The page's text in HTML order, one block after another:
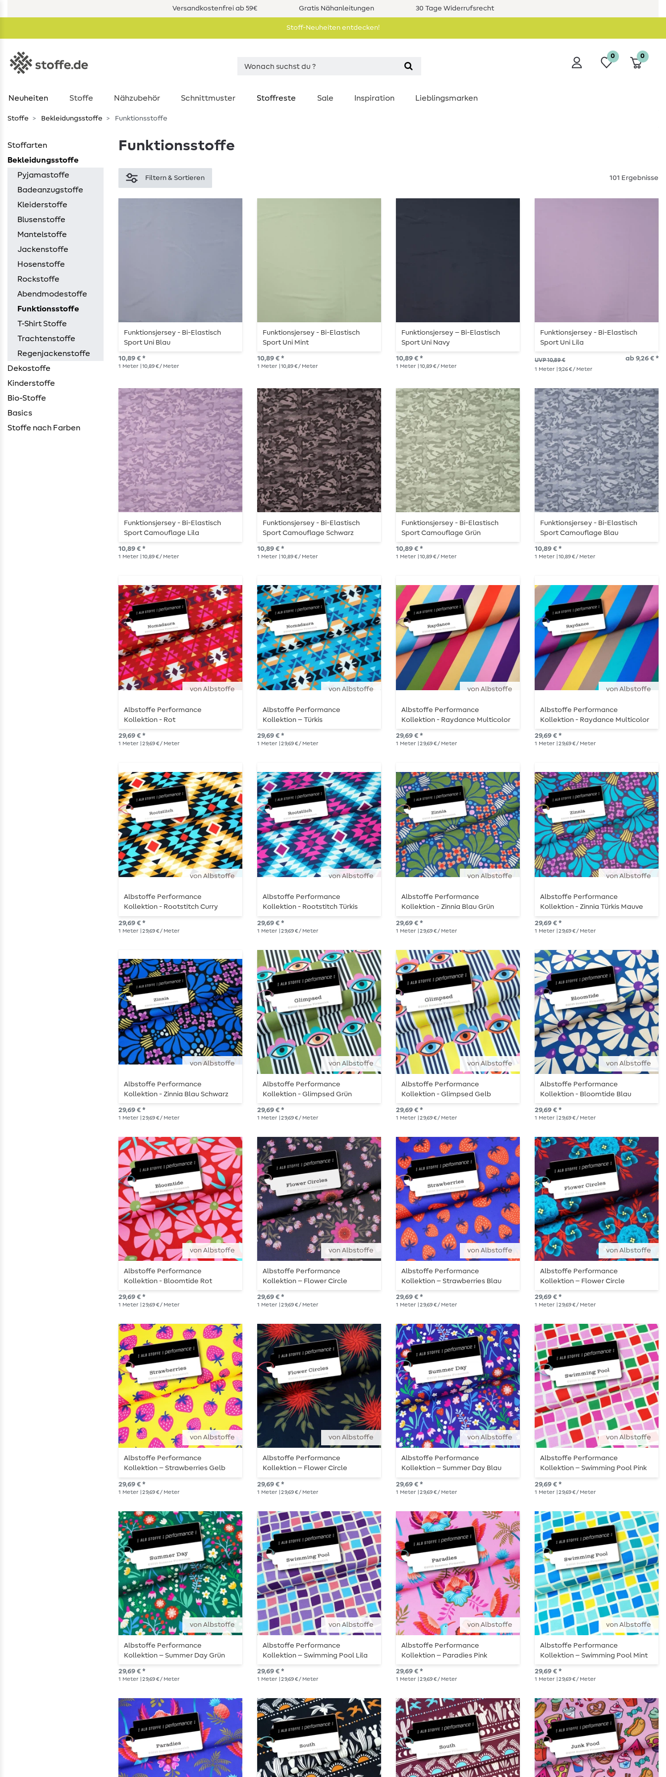
Versandkostenfrei ab 59€ Gratis Nähanleitungen 30 Tage Widerrufsrecht
Stoff-Neuheiten entdecken!
0 0
Neuheiten Stoffe Nähzubehör Schnittmuster Stoffreste Sale Inspiration Lieblingsmarken
Stoffe Bekleidungsstoffe Funktionsstoffe
Stoffarten
Bekleidungsstoffe
Pyjamastoffe
Badeanzugstoffe
Kleiderstoffe
Blusenstoffe
Mantelstoffe
Jackenstoffe
Hosenstoffe
Rockstoffe
Abendmodestoffe
Funktionsstoffe
T-Shirt Stoffe
Trachtenstoffe
Regenjackenstoffe
Dekostoffe
Kinderstoffe
Bio-Stoffe
Basics
Stoffe nach Farben
Funktionsstoffe
Filtern & Sortieren 101 Ergebnisse
Funktionsjersey - Bi-Elastisch
Sport Uni Blau
10,89 € *
1 Meter | 10,89 € / Meter
Funktionsjersey - Bi-Elastisch
Sport Uni Mint
10,89 € *
1 Meter | 10,89 € / Meter
Funktionsjersey – Bi-Elastisch
Sport Uni Navy
10,89 € *
1 Meter | 10,89 € / Meter
Funktionsjersey - Bi-Elastisch
Sport Uni Lila
UVP 10,89 € ab 9,26 € *
1 Meter | 9,26 € / Meter
Funktionsjersey - Bi-Elastisch
Sport Camouflage Lila
10,89 € *
1 Meter | 10,89 € / Meter
Funktionsjersey - Bi-Elastisch
Sport Camouflage Schwarz
10,89 € *
1 Meter | 10,89 € / Meter
Funktionsjersey - Bi-Elastisch
Sport Camouflage Grün
10,89 € *
1 Meter | 10,89 € / Meter
Funktionsjersey - Bi-Elastisch
Sport Camouflage Blau
10,89 € *
1 Meter | 10,89 € / Meter
von Albstoffe
Albstoffe Performance
Kollektion - Rot
29,69 € *
1 Meter | 29,69 € / Meter
von Albstoffe
Albstoffe Performance
Kollektion – Türkis
29,69 € *
1 Meter | 29,69 € / Meter
von Albstoffe
Albstoffe Performance
Kollektion - Raydance Multicolor
Col. 2
29,69 € *
1 Meter | 29,69 € / Meter
von Albstoffe
Albstoffe Performance
Kollektion - Raydance Multicolor
Col.1
29,69 € *
1 Meter | 29,69 € / Meter
von Albstoffe
Albstoffe Performance
Kollektion - Rootstitch Curry
29,69 € *
1 Meter | 29,69 € / Meter
von Albstoffe
Albstoffe Performance
Kollektion - Rootstitch Türkis
29,69 € *
1 Meter | 29,69 € / Meter
von Albstoffe
Albstoffe Performance
Kollektion - Zinnia Blau Grün
29,69 € *
1 Meter | 29,69 € / Meter
von Albstoffe
Albstoffe Performance
Kollektion - Zinnia Türkis Mauve
29,69 € *
1 Meter | 29,69 € / Meter
von Albstoffe
Albstoffe Performance
Kollektion - Zinnia Blau Schwarz
29,69 € *
1 Meter | 29,69 € / Meter
von Albstoffe
Albstoffe Performance
Kollektion - Glimpsed Grün
29,69 € *
1 Meter | 29,69 € / Meter
von Albstoffe
Albstoffe Performance
Kollektion - Glimpsed Gelb
29,69 € *
1 Meter | 29,69 € / Meter
von Albstoffe
Albstoffe Performance
Kollektion - Bloomtide Blau
29,69 € *
1 Meter | 29,69 € / Meter
von Albstoffe
Albstoffe Performance
Kollektion - Bloomtide Rot
29,69 € *
1 Meter | 29,69 € / Meter
von Albstoffe
Albstoffe Performance
Kollektion – Flower Circle
Lilablau
29,69 € *
1 Meter | 29,69 € / Meter
von Albstoffe
Albstoffe Performance
Kollektion – Strawberries Blau
29,69 € *
1 Meter | 29,69 € / Meter
von Albstoffe
Albstoffe Performance
Kollektion – Flower Circle
Bordeaux
29,69 € *
1 Meter | 29,69 € / Meter
von Albstoffe
Albstoffe Performance
Kollektion – Strawberries Gelb
29,69 € *
1 Meter | 29,69 € / Meter
von Albstoffe
Albstoffe Performance
Kollektion – Flower Circle
Schwarz
29,69 € *
1 Meter | 29,69 € / Meter
von Albstoffe
Albstoffe Performance
Kollektion – Summer Day Blau
29,69 € *
1 Meter | 29,69 € / Meter
von Albstoffe
Albstoffe Performance
Kollektion – Swimming Pool Pink
Grün
29,69 € *
1 Meter | 29,69 € / Meter
von Albstoffe
Albstoffe Performance
Kollektion – Summer Day Grün
29,69 € *
1 Meter | 29,69 € / Meter
von Albstoffe
Albstoffe Performance
Kollektion – Swimming Pool Lila
29,69 € *
1 Meter | 29,69 € / Meter
von Albstoffe
Albstoffe Performance
Kollektion – Paradies Pink
29,69 € *
1 Meter | 29,69 € / Meter
von Albstoffe
Albstoffe Performance
Kollektion – Swimming Pool Mint
Gelb
29,69 € *
1 Meter | 29,69 € / Meter